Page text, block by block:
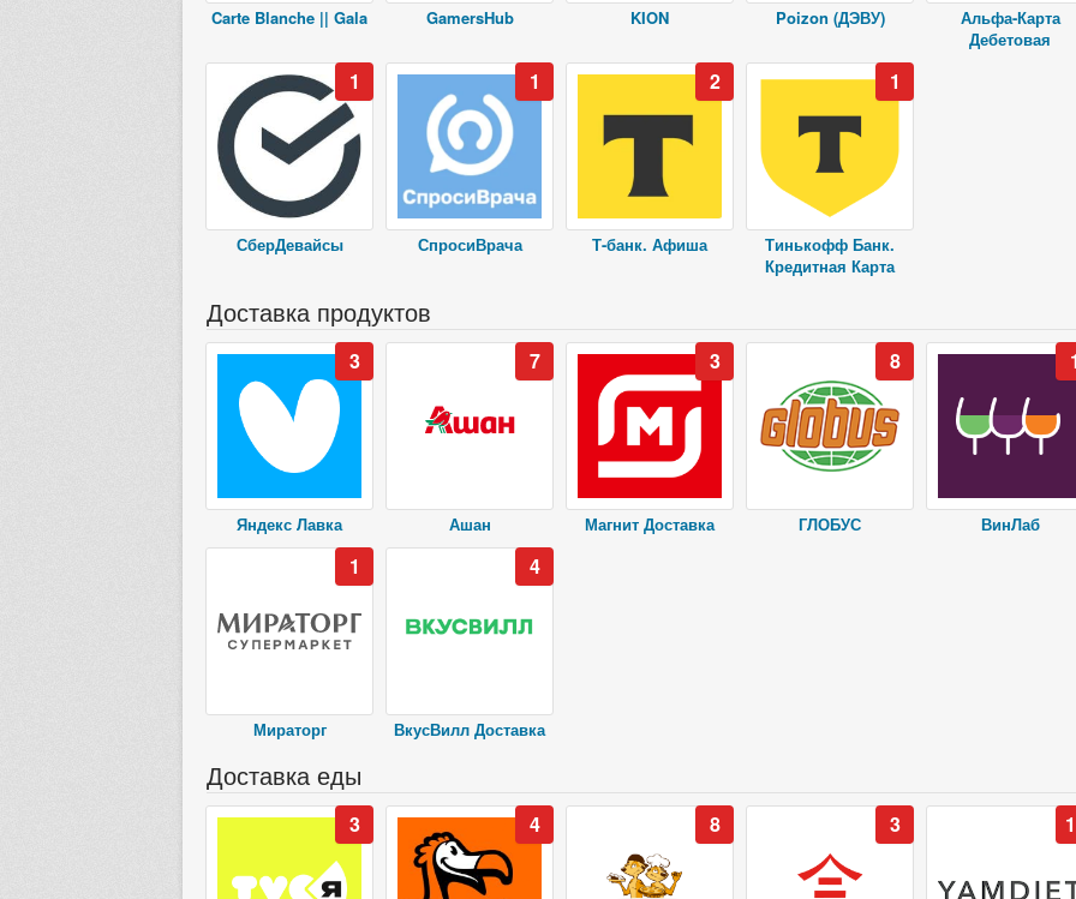
Carte Blanche || Gala GamersHub KION Poizon (ДЭВУ)
Альфа-Карта
Дебетовая
1
СберДевайсы
1
СпросиВрача
2
Т-банк. Афиша
1
Тинькофф Банк.
Кредитная Карта
Доставка продуктов
3
Яндекс Лавка
7
Ашан
3
Магнит Доставка
8
ГЛОБУС ВинЛаб
1
Мираторг
4
ВкусВилл Доставка
Доставка еды
3 4 8 3